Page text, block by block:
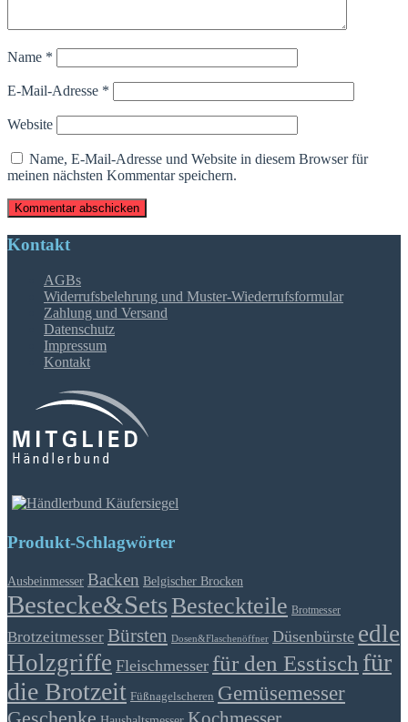
Name *
E-Mail-Adresse *
Website
Name, E-Mail-Adresse und Website in diesem Browser für
meinen nächsten Kommentar speichern.
Kontakt
AGBs
Widerrufsbelehrung und Muster-Wiederrufsformular
Zahlung und Versand
Datenschutz
Impressum
Kontakt
Produkt-Schlagwörter
Ausbeinmesser Backen Belgischer Brocken
Bestecke&SetsBesteckteile Brotmesser
Brotzeitmesser Bürsten Dosen&Flaschenöffner Düsenbürste edle
Holzgriffe Fleischmesser für den Esstisch für
die Brotzeit Füßnagelscheren Gemüsemesser